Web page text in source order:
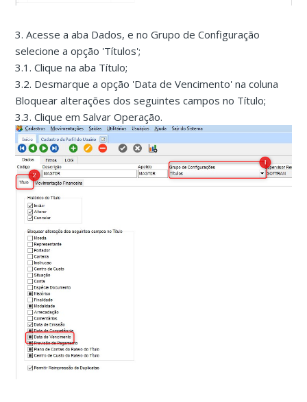
3. Acesse a aba Dados, e no Grupo de Configuração
selecione a opção 'Títulos';
3.1. Clique na aba Título;
3.2. Desmarque a opção 'Data de Vencimento' na coluna
Bloquear alterações dos seguintes campos no Título;
3.3. Clique em Salvar Operação.